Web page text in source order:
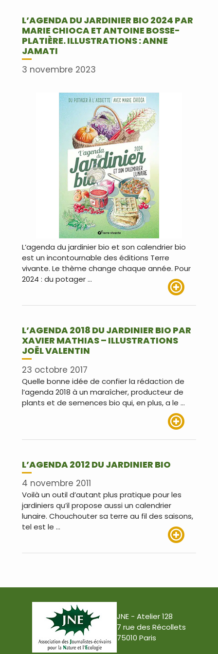
L’AGENDA DU JARDINIER BIO 2024 PAR
MARIE CHIOCA ET ANTOINE BOSSE-
PLATIÈRE. ILLUSTRATIONS : ANNE
JAMATI
3 novembre 2023
L’agenda du jardinier bio et son calendrier bio
est un incontournable des éditions Terre
vivante. Le thème change chaque année. Pour
2024 : du potager …
L’AGENDA 2018 DU JARDINIER BIO PAR
XAVIER MATHIAS – ILLUSTRATIONS
JOËL VALENTIN
23 octobre 2017
Quelle bonne idée de confier la rédaction de
l’agenda 2018 à un maraîcher, producteur de
plants et de semences bio qui, en plus, a le …
L’AGENDA 2012 DU JARDINIER BIO
4 novembre 2011
Voilà un outil d’autant plus pratique pour les
jardiniers qu’il propose aussi un calendrier
lunaire. Chouchouter sa terre au fil des saisons,
tel est le …
JNE - Atelier 128
7 rue des Récollets
75010 Paris